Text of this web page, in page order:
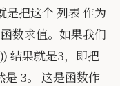
是把这个 列表 作为
数求值。如果我们
结果就是3，即把
3。 这是函数作